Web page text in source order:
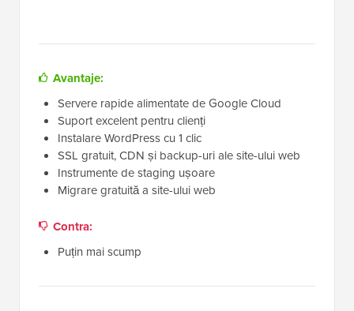
Avantaje:
Servere rapide alimentate de Google Cloud
Suport excelent pentru clienți
Instalare WordPress cu 1 clic
SSL gratuit, CDN și backup-uri ale site-ului web
Instrumente de staging ușoare
Migrare gratuită a site-ului web
Contra:
Puțin mai scump